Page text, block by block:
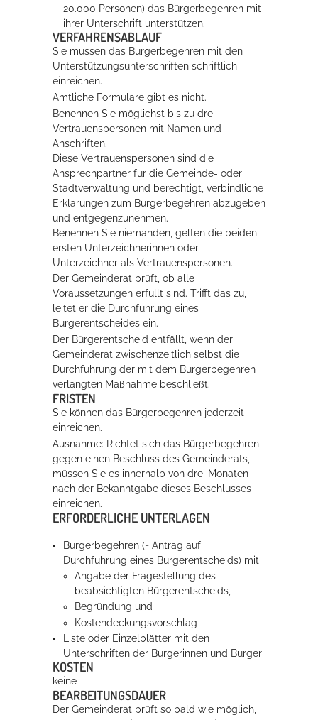
20.000 Personen) das Bürgerbegehren mit
ihrer Unterschrift unterstützen.
VERFAHRENSABLAUF
Sie müssen das Bürgerbegehren mit den
Unterstützungsunterschriften schriftlich
einreichen.
Amtliche Formulare gibt es nicht.
Benennen Sie möglichst bis zu drei
Vertrauenspersonen mit Namen und
Anschriften.
Diese Vertrauenspersonen sind die
Ansprechpartner für die Gemeinde- oder
Stadtverwaltung und berechtigt, verbindliche
Erklärungen zum Bürgerbegehren abzugeben
und entgegenzunehmen.
Benennen Sie niemanden, gelten die beiden
ersten Unterzeichnerinnen oder
Unterzeichner als Vertrauenspersonen.
Der Gemeinderat prüft, ob alle
Voraussetzungen erfüllt sind. Trifft das zu,
leitet er die Durchführung eines
Bürgerentscheides ein.
Der Bürgerentscheid entfällt, wenn der
Gemeinderat zwischenzeitlich selbst die
Durchführung der mit dem Bürgerbegehren
verlangten Maßnahme beschließt.
FRISTEN
Sie können das Bürgerbegehren jederzeit
einreichen.
Ausnahme: Richtet sich das Bürgerbegehren
gegen einen Beschluss des Gemeinderats,
müssen Sie es innerhalb von drei Monaten
nach der Bekanntgabe dieses Beschlusses
einreichen.
ERFORDERLICHE UNTERLAGEN
Bürgerbegehren (= Antrag auf
Durchführung eines Bürgerentscheids) mit
Angabe der Fragestellung des
beabsichtigten Bürgerentscheids,
Begründung und
Kostendeckungsvorschlag
Liste oder Einzelblätter mit den
Unterschriften der Bürgerinnen und Bürger
KOSTEN
keine
BEARBEITUNGSDAUER
Der Gemeinderat prüft so bald wie möglich,